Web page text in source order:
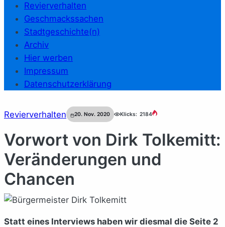
Revierverhalten
Geschmackssachen
Stadtgeschichte(n)
Archiv
Hier werben
Impressum
Datenschutzerklärung
Revierverhalten 20. Nov. 2020 Klicks: 2184
Vorwort von Dirk Tolkemitt:
Veränderungen und
Chancen
Statt eines Interviews haben wir diesmal die Seite 2